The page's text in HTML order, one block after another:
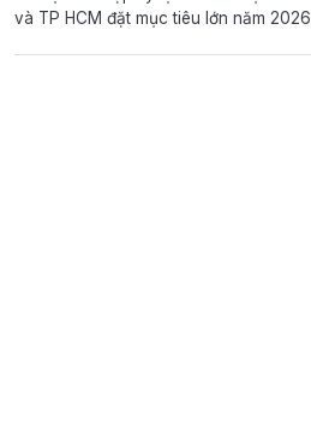
và TP HCM đặt mục tiêu lớn năm 2026